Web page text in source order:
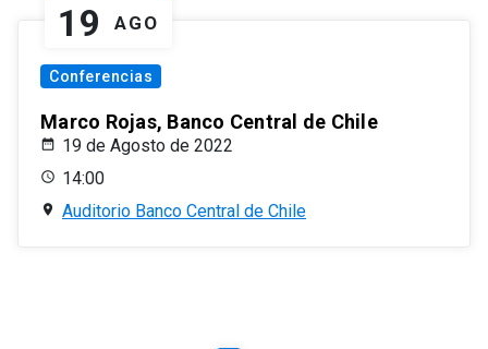
19 AGO
Conferencias
Marco Rojas, Banco Central de Chile
19 de Agosto de 2022
14:00
Auditorio Banco Central de Chile